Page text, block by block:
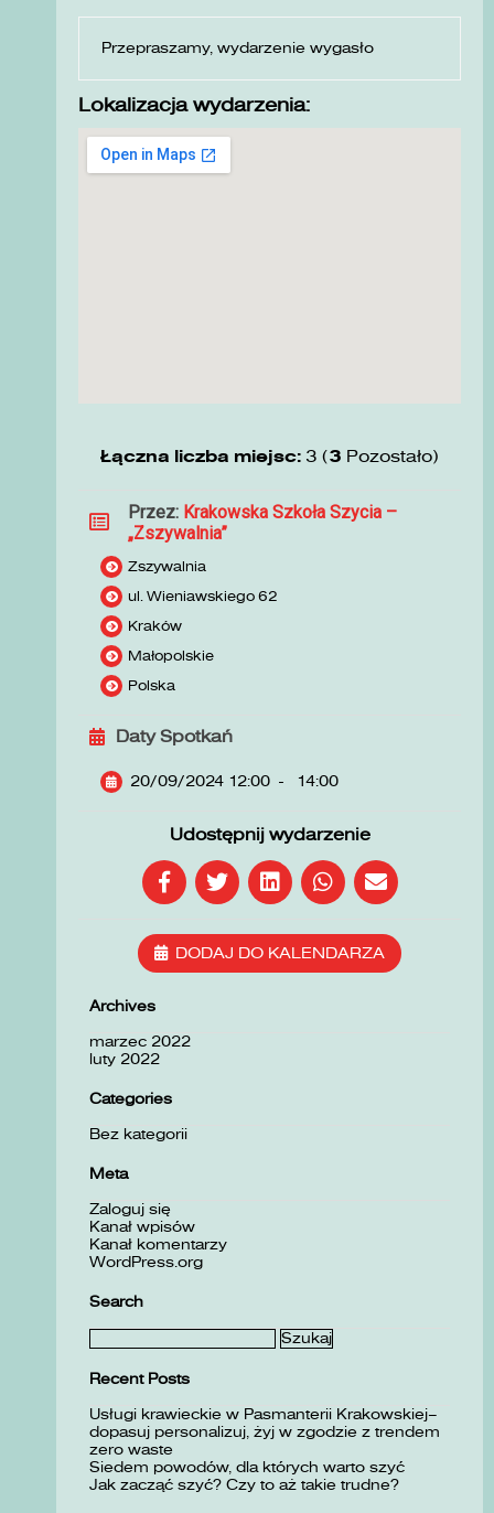
Przepraszamy, wydarzenie wygasło
Lokalizacja wydarzenia:
Łączna liczba miejsc: 3 (3 Pozostało)
Przez: Krakowska Szkoła Szycia –
„Zszywalnia”
Zszywalnia
ul. Wieniawskiego 62
Kraków
Małopolskie
Polska
Daty Spotkań
20/09/2024 12:00 - 14:00
Udostępnij wydarzenie
DODAJ DO KALENDARZA
Archives
marzec 2022
luty 2022
Categories
Bez kategorii
Meta
Zaloguj się
Kanał wpisów
Kanał komentarzy
WordPress.org
Search
Szukaj:
Recent Posts
Usługi krawieckie w Pasmanterii Krakowskiej–
dopasuj personalizuj, żyj w zgodzie z trendem
zero waste
Siedem powodów, dla których warto szyć
Jak zacząć szyć? Czy to aż takie trudne?